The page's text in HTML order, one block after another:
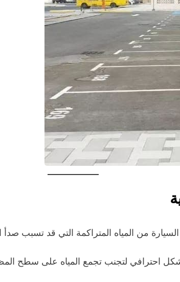
من المياه المتراكمة التي قد تسبب صدأ
احترافي لتجنب تجمع المياه على سطح